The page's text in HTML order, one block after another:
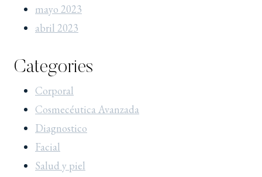
mayo 2023
abril 2023
Categories
Corporal
Cosmecéutica Avanzada
Diagnostico
Facial
Salud y piel